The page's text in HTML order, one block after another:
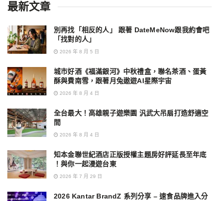
最新文章
別再找「相反的人」 跟著 DateMeNow跟我約會吧
「找對的人」
2026 年 8 月 5 日
城市好酒《福滿銀河》中秋禮盒，聯名茶酒、蛋黃
酥與費南雪，跟著月兔遨遊AI星際宇宙
2026 年 8 月 4 日
全台最大！高雄親子遊樂園 汎武大吊扇打造舒適空
間
2026 年 8 月 4 日
知本金聯世紀酒店正版授權主題房好評延長至年底
！與你一起漫遊台東
2026 年 7 月 29 日
2026 Kantar BrandZ 系列分享 – 速食品牌進入分